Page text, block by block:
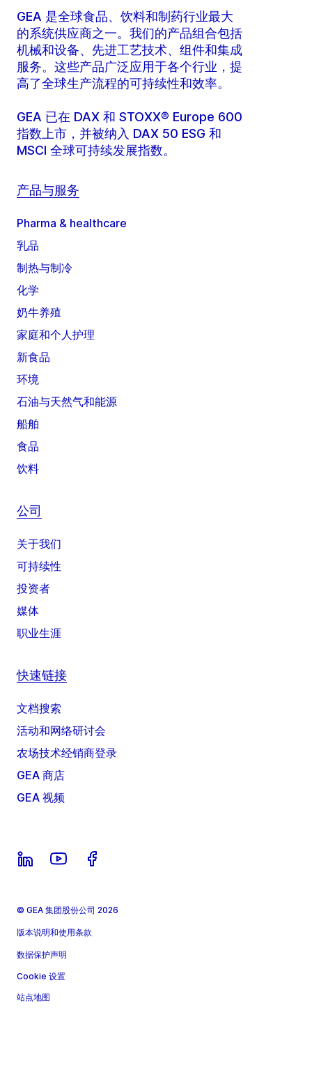
GEA 是全球食品、饮料和制药行业最大
的系统供应商之一。我们的产品组合包括
机械和设备、先进工艺技术、组件和集成
服务。这些产品广泛应用于各个行业，提
高了全球生产流程的可持续性和效率。
GEA 已在 DAX 和 STOXX® Europe 600
指数上市，并被纳入 DAX 50 ESG 和
MSCI 全球可持续发展指数。
产品与服务
Pharma & healthcare
乳品
制热与制冷
化学
奶牛养殖
家庭和个人护理
新食品
环境
石油与天然气和能源
船舶
食品
饮料
公司
关于我们
可持续性
投资者
媒体
职业生涯
快速链接
文档搜索
活动和网络研讨会
农场技术经销商登录
GEA 商店
GEA 视频
© GEA 集团股份公司 2026
版本说明和使用条款
数据保护声明
Cookie 设置
站点地图